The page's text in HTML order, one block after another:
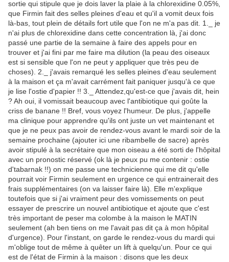
sortie qui stipule que je dois laver la plaie à la chlorexidine 0.05%,
que Firmin fait des selles pleines d'eau et qu'il a vomit deux fois
là-bas, tout plein de détails fort utile que l'on ne m'a pas dit. 1._ je
n'ai plus de chlorexidine dans cette concentration là, j'ai donc
passé une partie de la semaine à faire des appels pour en
trouver et j'ai fini par me faire ma dilution (la peau des oiseaux
est si sensible que l'on ne peut y appliquer que très peu de
choses). 2._ j'avais remarqué les selles pleines d'eau seulement
à la maison et ça m'avait carrément fait paniquer jusqu'à ce que
je lise l'ostie d'papier !! 3._ Attendez,qu'est-ce que j'avais dit, hein
? Ah oui, il vomissait beaucoup avec l'antibiotique qui goûte la
criss de banane !! Bref, vous voyez l'humeur. De plus, j'appelle
ma clinique pour apprendre qu'ils ont juste un vet maintenant et
que je ne peux pas avoir de rendez-vous avant le mardi soir de la
semaine prochaine (ajouter ici une ribambelle de sacre) après
avoir stipulé à la secrétaire que mon oiseau a été sorti de l'hôpital
avec un pronostic réservé (ok là je peux pu me contenir : ostie
d'tabarnak !!) on me passe une technicienne qui me dit qu'elle
pourrait voir Firmin seulement en urgence ce qui entrainerait des
frais supplémentaires (on va laisser faire là). Elle m'explique
toutefois que si j'ai vraiment peur des vomissements on peut
essayer de prescrire un nouvel antibiotique et ajoute que c'est
très important de peser ma colombe à la maison le MATIN
seulement (ah ben tiens on me l'avait pas dit ça à mon hôpital
d'urgence). Pour l'instant, on garde le rendez-vous du mardi qui
m'oblige tout de même à quêter un lift à quelqu'un. Pour ce qui
est de l'état de Firmin à la maison : disons que les deux